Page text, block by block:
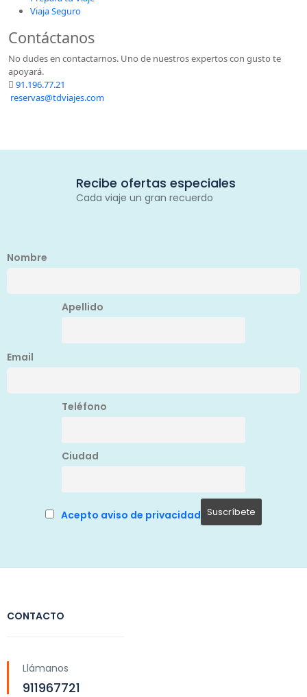
Viaja Seguro
Contáctanos
No dudes en contactarnos. Uno de nuestros expertos con gusto te
apoyará.
91.196.77.21
reservas@tdviajes.com
Recibe ofertas especiales
Cada viaje un gran recuerdo
Nombre
Apellido
Email
Teléfono
Ciudad
Acepto aviso de privacidad
CONTACTO
Llámanos
911967721